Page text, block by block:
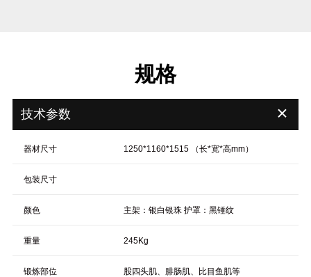
规格
技术参数 ＋
器材尺寸 1250*1160*1515 （长*宽*高mm）
包装尺寸
颜色 主架：银白银珠 护罩：黑锤纹
重量 245Kg
锻炼部位 股四头肌、腓肠肌、比目鱼肌等